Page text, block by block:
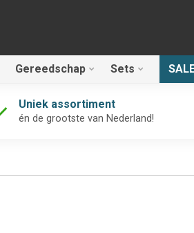
Gereedschap Sets
Uniek assortiment
én de grootste van Nederland!